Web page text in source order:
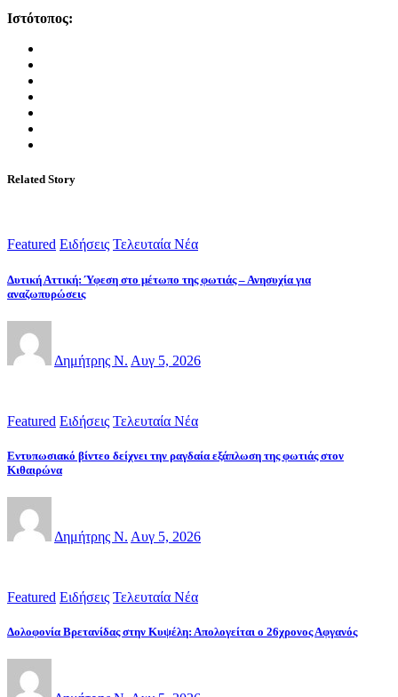
Ιστότοπος:
Related Story
Featured Ειδήσεις Τελευταία Νέα
Δυτική Αττική: Ύφεση στο μέτωπο της φωτιάς – Ανησυχία για
αναζωπυρώσεις
Δημήτρης Ν. Αυγ 5, 2026
Featured Ειδήσεις Τελευταία Νέα
Εντυπωσιακό βίντεο δείχνει την ραγδαία εξάπλωση της φωτιάς στον
Κιθαιρώνα
Δημήτρης Ν. Αυγ 5, 2026
Featured Ειδήσεις Τελευταία Νέα
Δολοφονία Βρετανίδας στην Κυψέλη: Απολογείται ο 26χρονος Αφγανός